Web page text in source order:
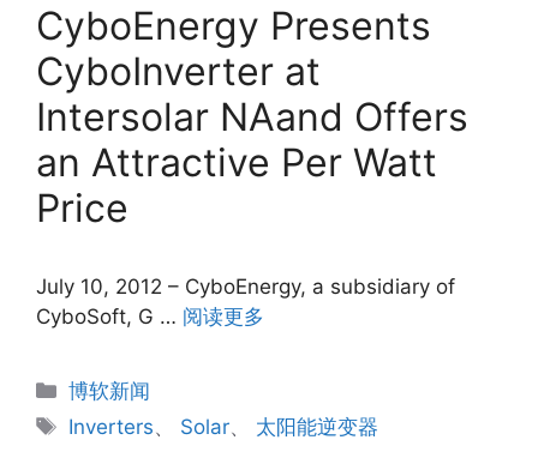
CyboEnergy Presents
CyboInverter at
Intersolar NAand Offers
an Attractive Per Watt
Price
July 10, 2012 – CyboEnergy, a subsidiary of
CyboSoft, G … 阅读更多
分
类
博软新闻
标
Inverters、 Solar、 太阳能逆变器